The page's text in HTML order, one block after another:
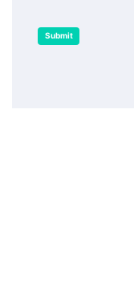
Submit